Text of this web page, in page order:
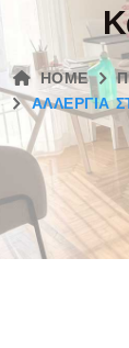
HOME
ΑΛΛΕΡΓΊΑ